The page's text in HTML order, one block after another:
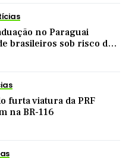
no Paraguai
brasileiros sob risco de
furta viatura da PRF
na BR-116